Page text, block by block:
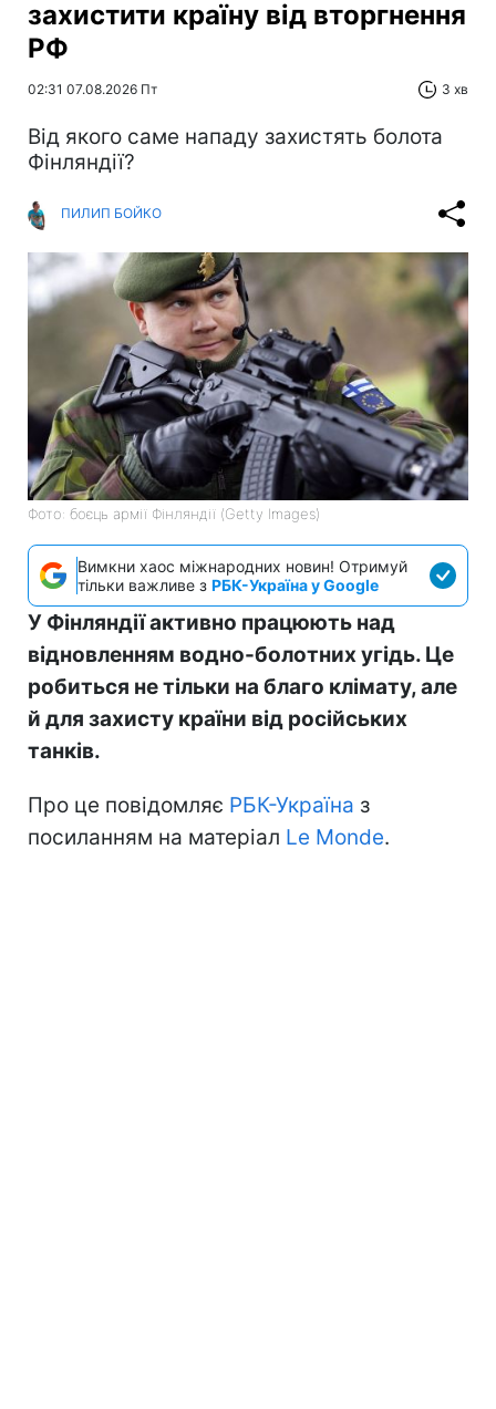
захистити країну від вторгнення
РФ
02:31 07.08.2026 Пт 3 хв
Від якого саме нападу захистять болота
Фінляндії?
ПИЛИП БОЙКО
Фото: боєць армії Фінляндії (Getty Images)
Вимкни хаос міжнародних новин! Отримуй
тільки важливе з РБК-Україна у Google
У Фінляндії активно працюють над
відновленням водно-болотних угідь. Це
робиться не тільки на благо клімату, але
й для захисту країни від російських
танків.
Про це повідомляє РБК-Україна з
посиланням на матеріал Le Monde.